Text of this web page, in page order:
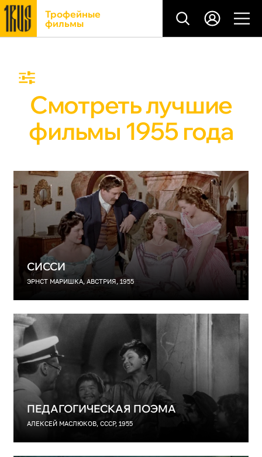
Трофейные
фильмы
Смотреть лучшие
фильмы 1955 года
СИССИ
ЭРНСТ МАРИШКА, АВСТРИЯ, 1955
ПЕДАГОГИЧЕСКАЯ ПОЭМА
АЛЕКСЕЙ МАСЛЮКОВ, СССР, 1955